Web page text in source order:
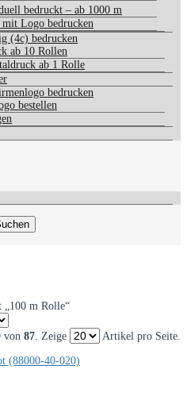
bedruckt – ab 1000 m
Logo bedrucken
(4c) bedrucken
ab 10 Rollen
ab 1 Rolle
bedrucken
bestellen
„100 m Rolle“
von 87. Zeige Artikel pro Seite.